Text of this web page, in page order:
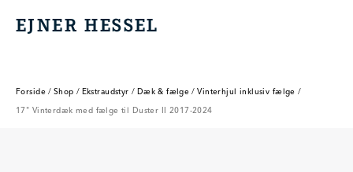
EJNER HESSEL
EJNER HESSEL
Forside / Shop / Ekstraudstyr / Dæk & fælge / Vinterhjul inklusiv fælge /
17" Vinterdæk med fælge til Duster II 2017-2024